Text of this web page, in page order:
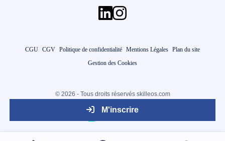
M'inscrire
CGU CGV Politique de confidentialité Mentions Légales Plan du site
Gestion des Cookies
© 2026 - Tous droits réservés skilleos.com